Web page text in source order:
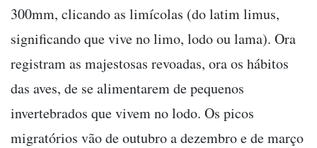
300mm, clicando as limícolas (do latim limus,
significando que vive no limo, lodo ou lama). Ora
registram as majestosas revoadas, ora os hábitos
das aves, de se alimentarem de pequenos
invertebrados que vivem no lodo. Os picos
migratórios vão de outubro a dezembro e de março